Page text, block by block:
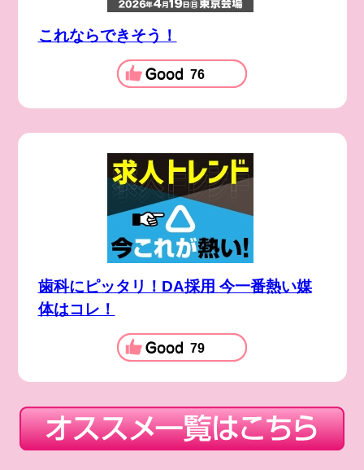
これならできそう！
76
歯科にピッタリ！DA採用 今一番熱い媒
体はコレ！
79